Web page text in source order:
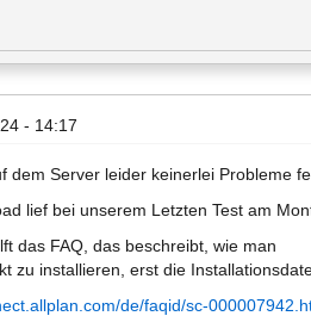
- 14:17
dem Server leider keinerlei Probleme
lief bei unserem Letzten Test am
das FAQ, das beschreibt, wie man
zu installieren, erst die
de/faqid/sc-